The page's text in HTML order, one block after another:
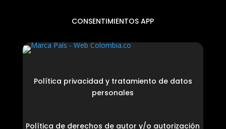
CONSENTIMIENTOS APP
Política privacidad y tratamiento de datos
personales
Política de derechos de autor y/o autorización